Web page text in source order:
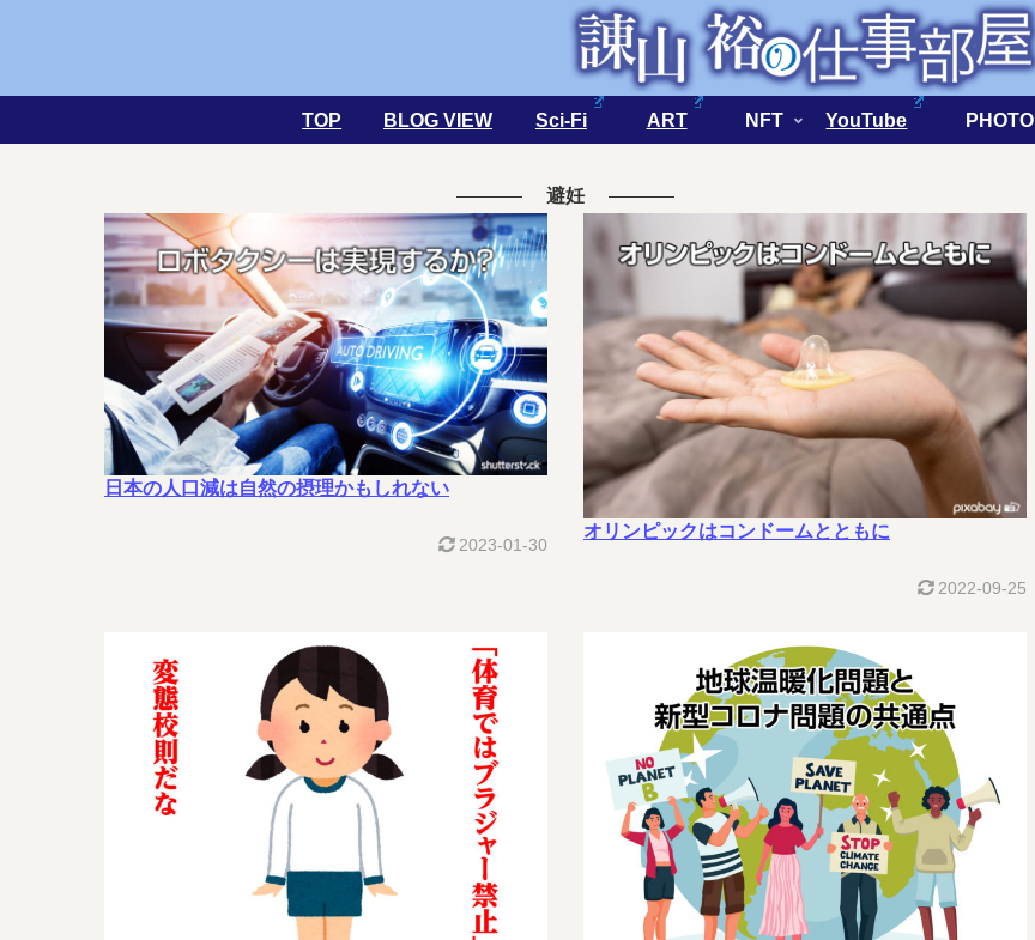
TOP BLOG VIEW Sci-Fi ART NFT YouTube PHOTO
避妊
日本の人口減は自然の摂理かもしれない
2023-01-30
オリンピックはコンドームとともに
2022-09-25